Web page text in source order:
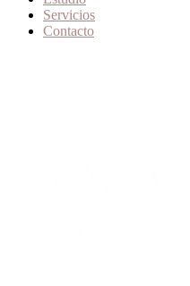
Servicios
Contacto